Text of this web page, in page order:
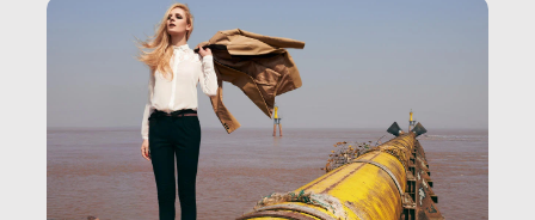
trae un guadagno. In questo reportage vediamo
quale e come.